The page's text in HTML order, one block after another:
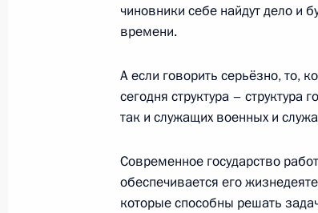
21 сентября 2010 года, 10:30
Дмитрия Медведева в
21 сентября 2010 года, 10:00
чиновники себе найдут дело и
времени.
А если говорить серьёзно, то,
сегодня структура –
так и служащих военных и
Современное государство
обеспечивается его
которые способны решать